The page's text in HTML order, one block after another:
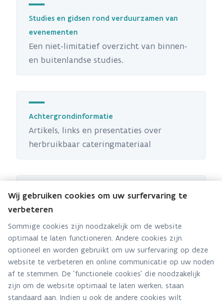
Studies en gidsen rond verduurzamen van
evenementen
Een niet-limitatief overzicht van binnen-
en buitenlandse studies.
Achtergrondinformatie
Artikels, links en presentaties over
herbruikbaar cateringmateriaal
Kwitten; Kappen met wegwerp is top
Door te kwitten verlagen we de afvalberg
en vermijden we het gebruik van
waardevolle materialen en grondstoffen.
Conferenties herbruikbaar cateringmateriaal
Wij gebruiken cookies om uw surfervaring te
verbeteren
Sommige cookies zijn noodzakelijk om de website
optimaal te laten functioneren. Andere cookies zijn
optioneel en worden gebruikt om uw surfervaring op deze
website te verbeteren en online communicatie op uw noden
af te stemmen. De 'functionele cookies' die noodzakelijk
zijn om de website optimaal te laten werken, staan
standaard aan. Indien u ook de andere cookies wilt